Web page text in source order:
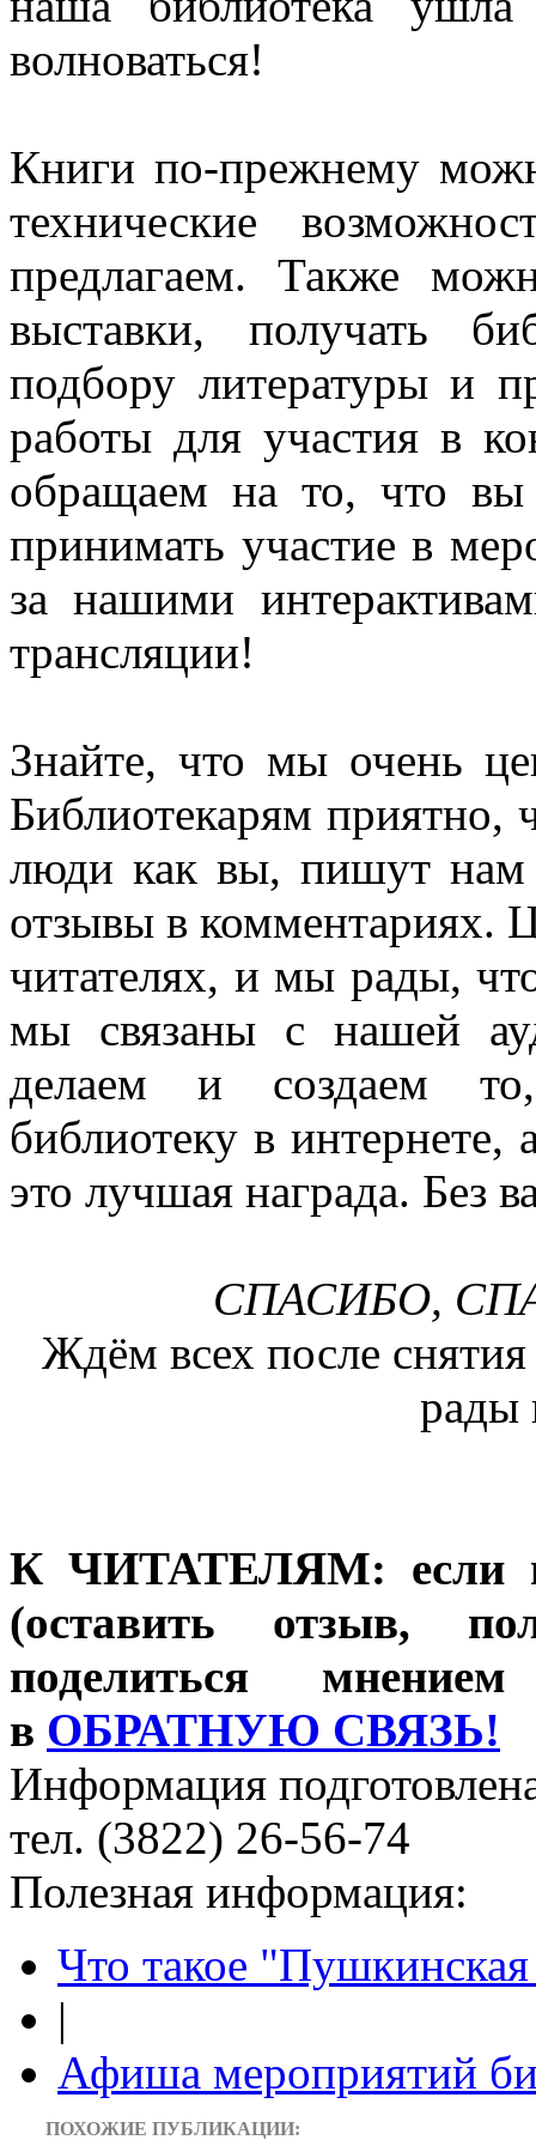
волноваться!
Книги по-прежнему
технические
предлагаем. Также
выставки, получать
подбору литературы и
работы для участия в
обращаем на то, что
принимать участие в
за нашими
трансляции!
Знайте, что мы очень
Библиотекарям приятно,
люди как вы, пишут нам
отзывы в комментариях.
читателях, и мы рады,
мы связаны с нашей
делаем и создаем то,
библиотеку в интернете,
это лучшая награда. Без
СПАСИБО,
Ждём всех после
рады
К ЧИТАТЕЛЯМ: если
(оставить отзыв,
поделиться
в ОБРАТНУЮ СВЯЗЬ!
Информация
тел. (3822) 26-56-74
Полезная информация:
Что такое "Пушкинская
|
Афиша мероприятий
ПОХОЖИЕ ПУБЛИКАЦИИ: